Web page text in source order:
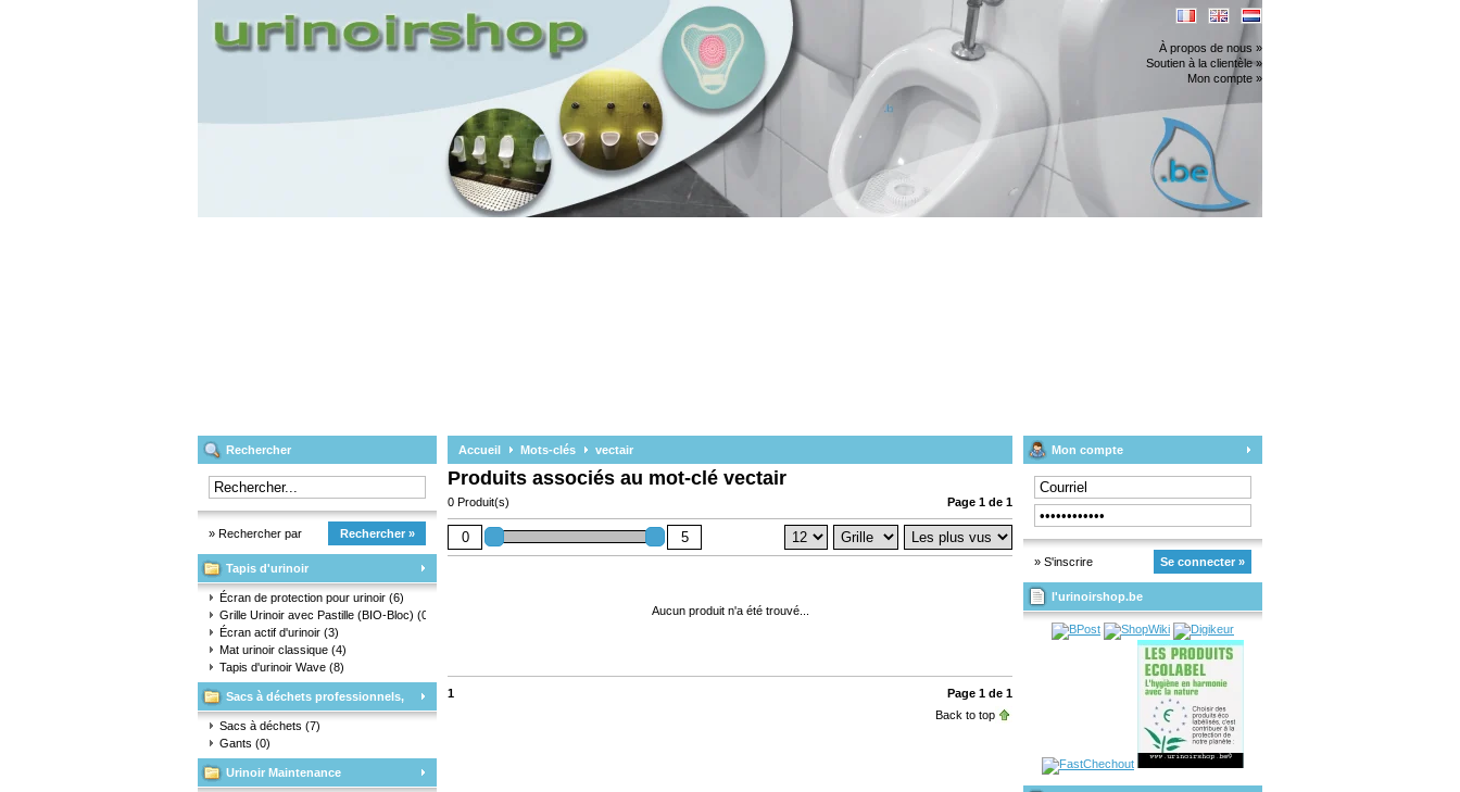
À propos de nous »
Soutien à la clientèle »
Mon compte »
Rechercher
» Rechercher par
marque
Rechercher »
Tapis d'urinoir
Écran de protection pour urinoir (6)
Grille Urinoir avec Pastille (BIO-Bloc) (0)
Écran actif d'urinoir (3)
Mat urinoir classique (4)
Tapis d'urinoir Wave (8)
Sacs à déchets professionnels,
matériaux d'emballage et gants
Sacs à déchets (7)
Gants (0)
Urinoir Maintenance
Accueil Mots-clés vectair
Produits associés au mot-clé vectair
0 Produit(s) Page 1 de 1
Aucun produit n'a été trouvé...
1
Page 1 de 1
Back to top
Mon compte
» S'inscrire Se connecter »
l'urinoirshop.be